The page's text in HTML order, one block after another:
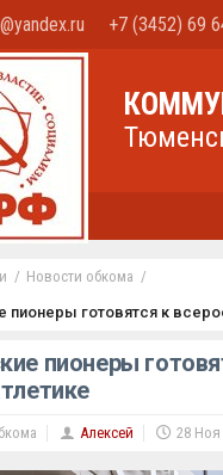
+7 (3452) 69
Новости обкома
пионеры готовятся к
пионеры
Алексей 28 Ноя